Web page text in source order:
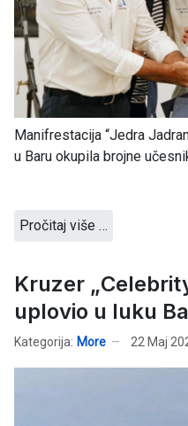
Manifrestacija “Jedra
u Baru okupila brojne
Pročitaj više …
Kruzer
uplovio u luku
Kategorija: More 22 Maj